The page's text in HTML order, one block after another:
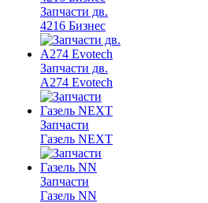
Запчасти дв.
4216 Бизнес
Запчасти дв.
A274 Evotech
Запчасти
Газель NEXT
Запчасти
Газель NN